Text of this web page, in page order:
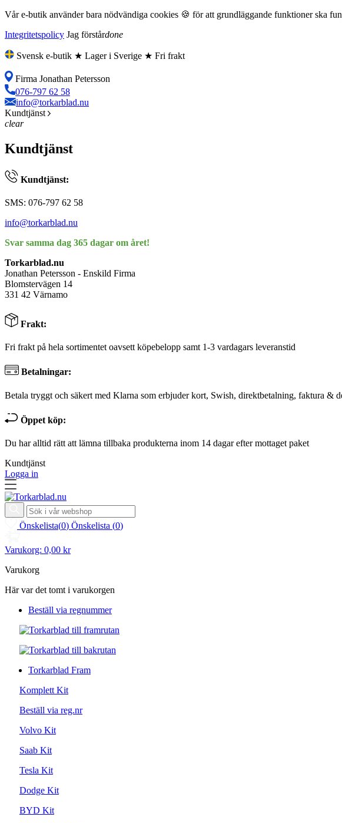
Vår e-butik använder bara nödvändiga cookies 🍪 för att grundläggande funktioner ska
Integritetspolicy Jag förstårdone
Svensk e-butik ★ Lager i Sverige ★ Fri frakt
Firma Jonathan Petersson
076-797 62 58
info@torkarblad.nu
Kundtjänst
clear
Kundtjänst
Kundtjänst:
SMS: 076-797 62 58
info@torkarblad.nu
Svar samma dag 365 dagar om året!
Torkarblad.nu
Jonathan Petersson - Enskild Firma
Blomstervägen 14
331 42 Värnamo
Frakt:
Fri frakt på hela sortimentet oavsett köpebelopp samt 1-3 vardagars leveranstid
Betalningar:
Betala tryggt och säkert med Klarna som erbjuder kort, Swish, direktbetalning, faktura &
Öppet köp:
Du har alltid rätt att lämna tillbaka produkterna inom 14 dagar efter mottaget paket
Kundtjänst
Logga in
Önskelista(0) Önskelista (0)
Varukorg: 0,00 kr
Varukorg
Här var det tomt i varukorgen
Beställ via regnummer
Torkarblad Fram
Komplett Kit
Beställ via reg.nr
Volvo Kit
Saab Kit
Tesla Kit
Dodge Kit
BYD Kit